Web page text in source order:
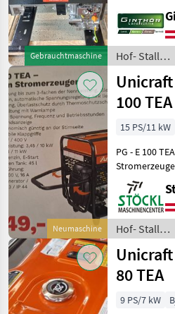
Gebrauchtmaschine
günstig an
Handstart +
Hof- Stall-
und
/ Unicraft
Neumaschine
Unicraft
100 TEA
15 PS/11 kW
PG - E 100
Stromerzeuger, 11
230/400 V, Benzin 45 L,
Steckdosen 230V,
400 V, 16 A, IP 44,
St
Hof- Stall-
und
/ Unicraft
Unicraft
80 TEA
9 PS/7 kW